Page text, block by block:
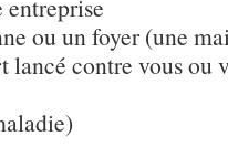
entreprise
ou un foyer (une
lancé contre vous ou